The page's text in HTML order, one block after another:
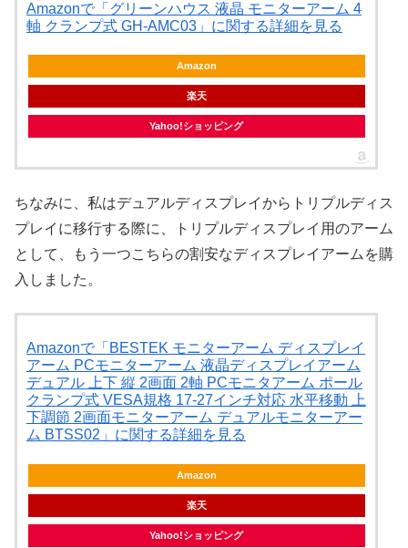
Amazonで「グリーンハウス 液晶 モニターアーム 4
軸 クランプ式 GH-AMC03」に関する詳細を見る
Amazon
楽天
Yahoo!ショッピング
ちなみに、私はデュアルディスプレイからトリプルディス
プレイに移行する際に、トリプルディスプレイ用のアーム
として、もう一つこちらの割安なディスプレイアームを購
入しました。
Amazonで「BESTEK モニターアーム ディスプレイ
アーム PCモニターアーム 液晶ディスプレイアーム
デュアル 上下 縦 2画面 2軸 PCモニタアーム ポール
クランプ式 VESA規格 17-27インチ対応 水平移動 上
下調節 2画面モニターアーム デュアルモニターアー
ム BTSS02」に関する詳細を見る
Amazon
楽天
Yahoo!ショッピング